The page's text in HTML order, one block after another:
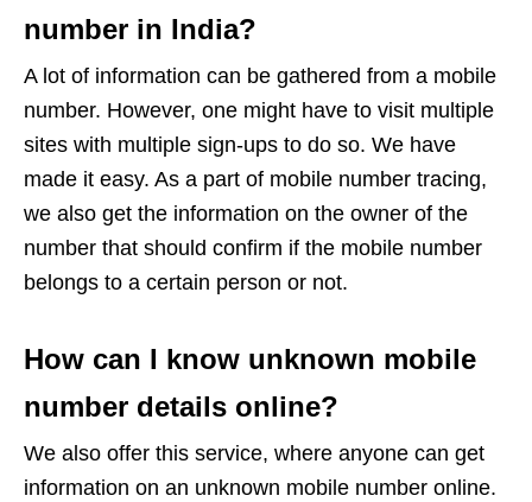
number in India?
A lot of information can be gathered from a mobile
number. However, one might have to visit multiple
sites with multiple sign-ups to do so. We have
made it easy. As a part of mobile number tracing,
we also get the information on the owner of the
number that should confirm if the mobile number
belongs to a certain person or not.
How can I know unknown mobile
number details online?
We also offer this service, where anyone can get
information on an unknown mobile number online.